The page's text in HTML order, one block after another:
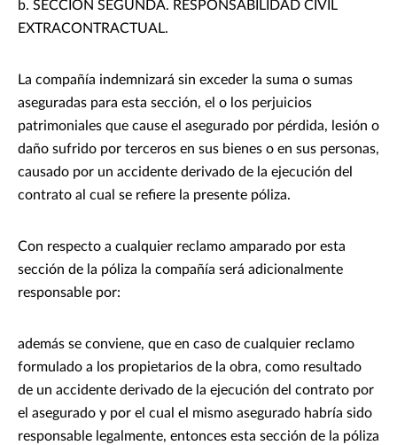
b. SECCIÓN SEGUNDA. RESPONSABILIDAD CIVIL
EXTRACONTRACTUAL.
La compañía indemnizará sin exceder la suma o sumas
aseguradas para esta sección, el o los perjuicios
patrimoniales que cause el asegurado por pérdida, lesión o
daño sufrido por terceros en sus bienes o en sus personas,
causado por un accidente derivado de la ejecución del
contrato al cual se refiere la presente póliza.
Con respecto a cualquier reclamo amparado por esta
sección de la póliza la compañía será adicionalmente
responsable por:
además se conviene, que en caso de cualquier reclamo
formulado a los propietarios de la obra, como resultado
de un accidente derivado de la ejecución del contrato por
el asegurado y por el cual el mismo asegurado habría sido
responsable legalmente, entonces esta sección de la póliza